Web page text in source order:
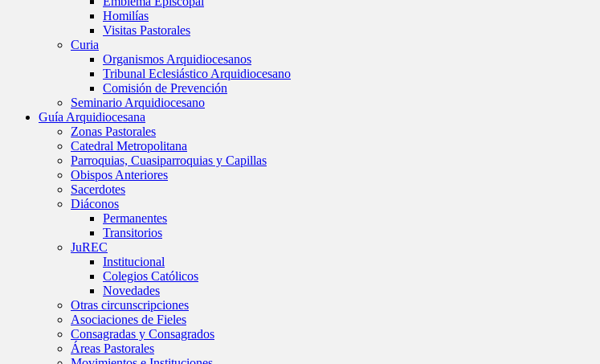
Homilías
Visitas Pastorales
Curia
Organismos Arquidiocesanos
Tribunal Eclesiástico Arquidiocesano
Comisión de Prevención
Seminario Arquidiocesano
Guía Arquidiocesana
Zonas Pastorales
Catedral Metropolitana
Parroquias, Cuasiparroquias y Capillas
Obispos Anteriores
Sacerdotes
Diáconos
Permanentes
Transitorios
JuREC
Institucional
Colegios Católicos
Novedades
Otras circunscripciones
Asociaciones de Fieles
Consagradas y Consagrados
Áreas Pastorales